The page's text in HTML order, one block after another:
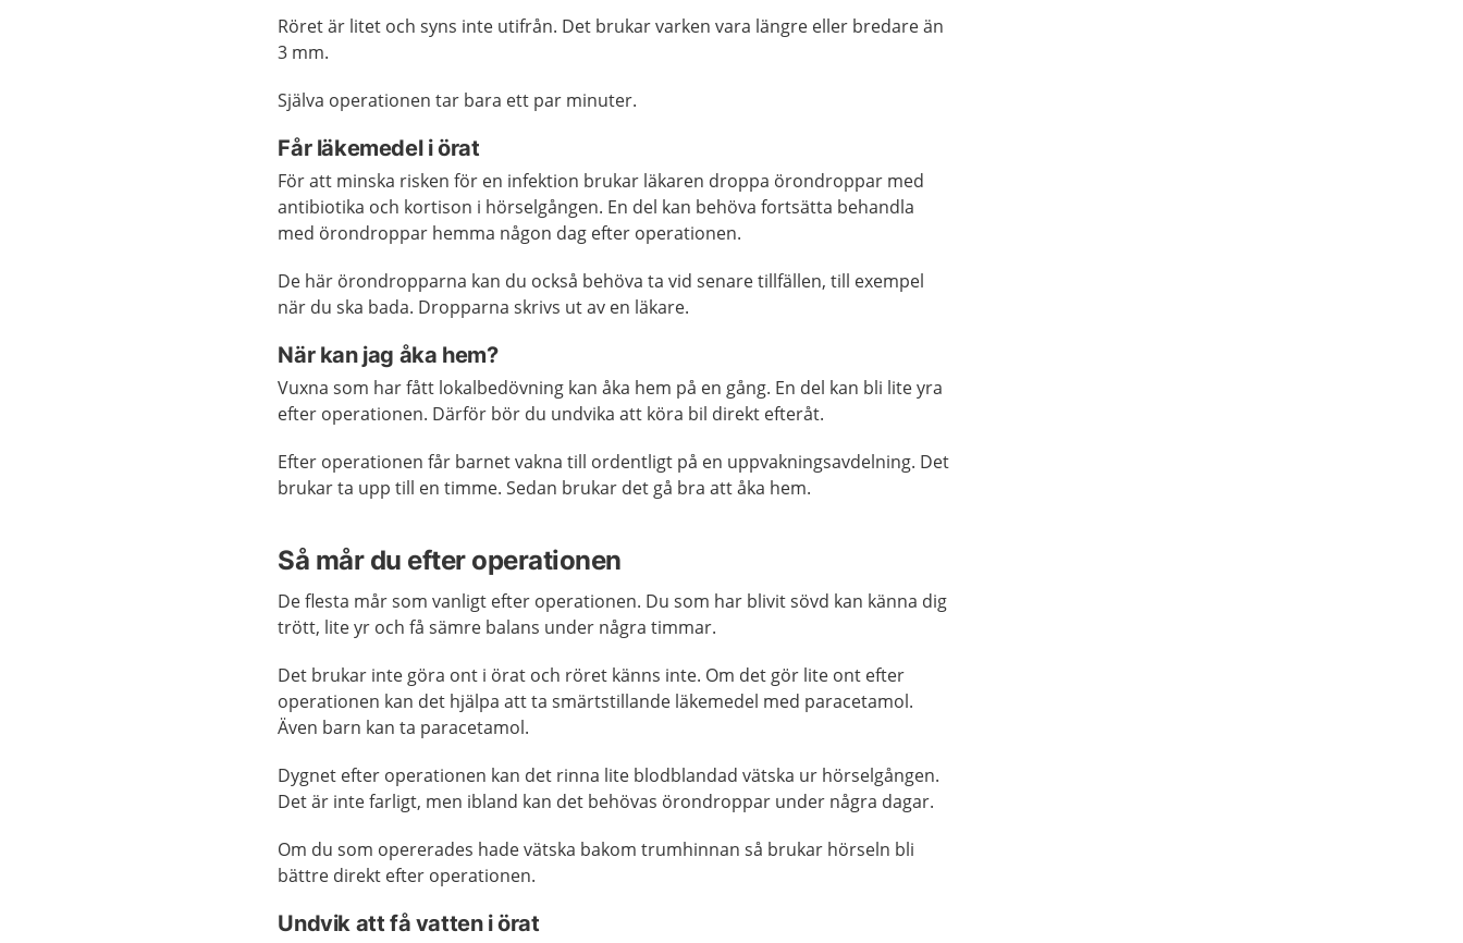
Röret är litet och syns inte utifrån. Det brukar varken vara längre eller bredare än
3 mm.
Själva operationen tar bara ett par minuter.
Får läkemedel i örat
För att minska risken för en infektion brukar läkaren droppa örondroppar med
antibiotika och kortison i hörselgången. En del kan behöva fortsätta behandla
med örondroppar hemma någon dag efter operationen.
De här örondropparna kan du också behöva ta vid senare tillfällen, till exempel
när du ska bada. Dropparna skrivs ut av en läkare.
När kan jag åka hem?
Vuxna som har fått lokalbedövning kan åka hem på en gång. En del kan bli lite yra
efter operationen. Därför bör du undvika att köra bil direkt efteråt.
Efter operationen får barnet vakna till ordentligt på en uppvakningsavdelning. Det
brukar ta upp till en timme. Sedan brukar det gå bra att åka hem.
Så mår du efter operationen
De flesta mår som vanligt efter operationen. Du som har blivit sövd kan känna dig
trött, lite yr och få sämre balans under några timmar.
Det brukar inte göra ont i örat och röret känns inte. Om det gör lite ont efter
operationen kan det hjälpa att ta smärtstillande läkemedel med paracetamol.
Även barn kan ta paracetamol.
Dygnet efter operationen kan det rinna lite blodblandad vätska ur hörselgången.
Det är inte farligt, men ibland kan det behövas örondroppar under några dagar.
Om du som opererades hade vätska bakom trumhinnan så brukar hörseln bli
bättre direkt efter operationen.
Undvik att få vatten i örat